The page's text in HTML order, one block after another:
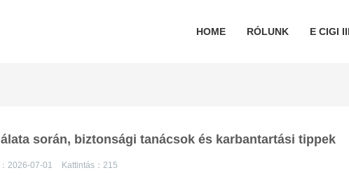
HOME RÓLUNK E CIGI III
során, biztonsági tanácsok és karbantartási tippek
2026-07-01 Kattintás： 215